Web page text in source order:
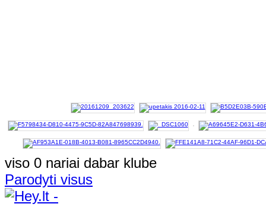
viso 0 nariai dabar klube
Parodyti visus